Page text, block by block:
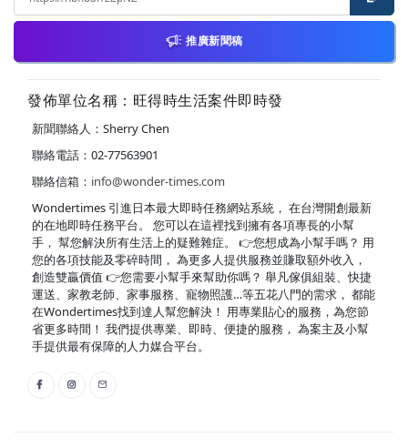
推廣新聞稿
發佈單位名稱：旺得時生活案件即時發
新聞聯絡人：Sherry Chen
聯絡電話：02-77563901
聯絡信箱： info@wonder-times.com
Wondertimes 引進日本最大即時任務網站系統， 在台灣開創最新
的在地即時任務平台。 您可以在這裡找到擁有各項專長的小幫
手， 幫您解決所有生活上的疑難雜症。 👉您想成為小幫手嗎？ 用
您的各項技能及零碎時間， 為更多人提供服務並賺取額外收入，
創造雙贏價值 👉您需要小幫手來幫助你嗎？ 舉凡傢俱組裝、快捷
運送、家教老師、家事服務、寵物照護…等五花八門的需求， 都能
在Wondertimes找到達人幫您解決！ 用專業貼心的服務，為您節
省更多時間！ 我們提供專業、即時、便捷的服務， 為案主及小幫
手提供最有保障的人力媒合平台。